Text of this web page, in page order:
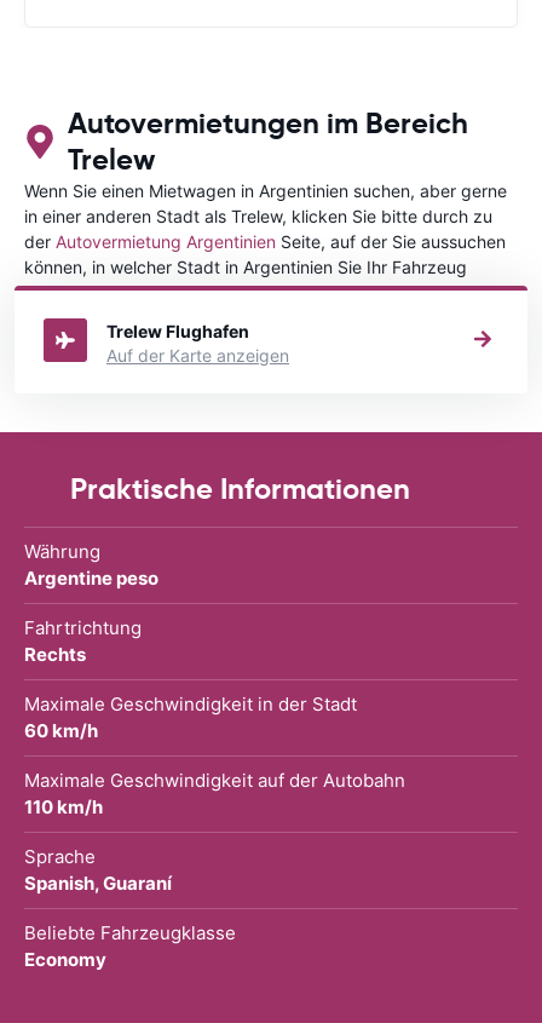
Autovermietungen im Bereich
Trelew
Wenn Sie einen Mietwagen in Argentinien suchen, aber gerne
in einer anderen Stadt als Trelew, klicken Sie bitte durch zu
der Autovermietung Argentinien Seite, auf der Sie aussuchen
können, in welcher Stadt in Argentinien Sie Ihr Fahrzeug
mieten wollen.
Trelew Flughafen
Auf der Karte anzeigen
Praktische Informationen
Währung
Argentine peso
Fahrtrichtung
Rechts
Maximale Geschwindigkeit in der Stadt
60 km/h
Maximale Geschwindigkeit auf der Autobahn
110 km/h
Sprache
Spanish, Guaraní
Beliebte Fahrzeugklasse
Economy